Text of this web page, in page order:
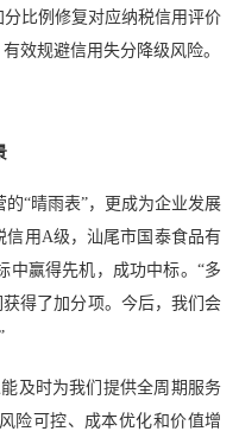
比例修复对应纳税信用评价
效规避信用失分降级风险。
“晴雨表”，更成为企业发展
信用A级，汕尾市国泰食品有
中赢得先机，成功中标。“多
得了加分项。今后，我们会
及时为我们提供全周期服务
险可控、成本优化和价值增